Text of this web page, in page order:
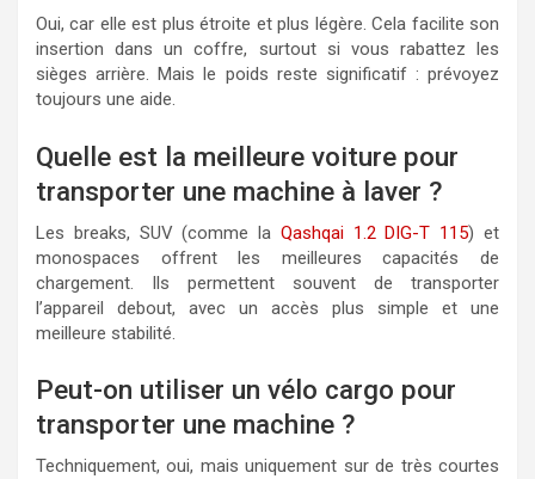
Oui, car elle est plus étroite et plus légère. Cela facilite son
insertion dans un coffre, surtout si vous rabattez les
sièges arrière. Mais le poids reste significatif : prévoyez
toujours une aide.
Quelle est la meilleure voiture pour
transporter une machine à laver ?
Les breaks, SUV (comme la Qashqai 1.2 DIG-T 115) et
monospaces offrent les meilleures capacités de
chargement. Ils permettent souvent de transporter
l’appareil debout, avec un accès plus simple et une
meilleure stabilité.
Peut-on utiliser un vélo cargo pour
transporter une machine ?
Techniquement, oui, mais uniquement sur de très courtes